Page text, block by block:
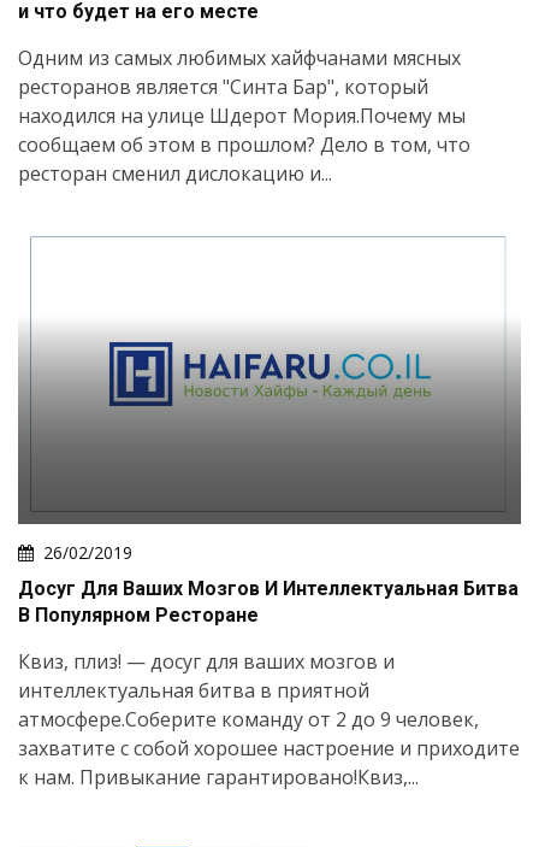
и что будет на его месте
Одним из самых любимых хайфчанами мясных
ресторанов является "Синта Бар", который
находился на улице Шдерот Мория.Почему мы
сообщаем об этом в прошлом? Дело в том, что
ресторан сменил дислокацию и...
26/02/2019
Досуг Для Ваших Мозгов И Интеллектуальная Битва
В Популярном Ресторане
Квиз, плиз! — досуг для ваших мозгов и
интеллектуальная битва в приятной
атмосфере.Соберите команду от 2 до 9 человек,
захватите с собой хорошее настроение и приходите
к нам. Привыкание гарантировано!Квиз,...